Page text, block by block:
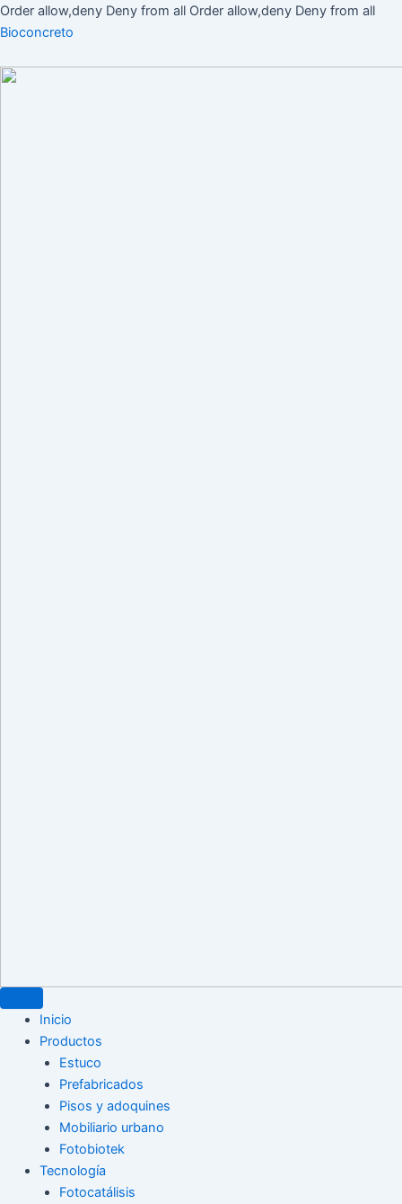
Order allow,deny Deny from all Order allow,deny Deny from allIr
Bioconcreto
Inicio
Productos
Estuco
Prefabricados
Pisos y adoquines
Mobiliario urbano
Fotobiotek
Tecnología
Fotocatálisis